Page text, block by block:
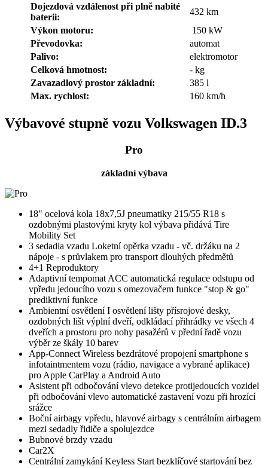
Dojezdová vzdálenost při plně nabité
baterii:
432 km
Výkon motoru:
150 kW
Převodovka:
automat
Palivo:
elektromotor
Celková hmotnost:
- kg
Zavazadlový prostor základní:
385 l
Max. rychlost:
160 km/h
Výbavové stupně vozu Volkswagen ID.3
Pro
základní výbava
18" ocelová kola 18x7,5J pneumatiky 215/55 R18 s
ozdobnými plastovými kryty kol výbava přidává Tire
Mobility Set
3 sedadla vzadu Loketní opěrka vzadu - vč. držáku na 2
nápoje - s průvlakem pro transport dlouhých předmětů
4+1 Reproduktory
Adaptivní tempomat ACC automatická regulace odstupu od
vpředu jedoucího vozu s omezovačem funkce "stop & go"
prediktivní funkce
Ambientní osvětlení I osvětlení lišty přísrojové desky,
ozdobných lišt výplní dveří, odkládací přihrádky ve všech 4
dveřích a prostoru pro nohy pasažérů v přední řadě vozu
výběr ze škály 10 barev
App-Connect Wireless bezdrátové propojení smartphone s
infotaintmentem vozu (rádio, navigace a vybrané aplikace)
pro Apple CarPlay a Android Auto
Asistent při odbočování vlevo detekce protijedoucích vozidel
při odbočování vlevo automatické zastavení vozu při hrozící
srážce
Boční airbagy vpředu, hlavové airbagy s centrálním airbagem
mezi sedadly řidiče a spolujezdce
Bubnové brzdy vzadu
Car2X
Centrální zamykání Keyless Start bezklíčové startování bez